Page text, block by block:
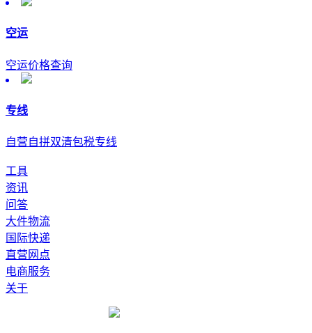
空运
空运价格查询
专线
自营自拼双清包税专线
工具
资讯
问答
大件物流
国际快递
直营网点
电商服务
关于